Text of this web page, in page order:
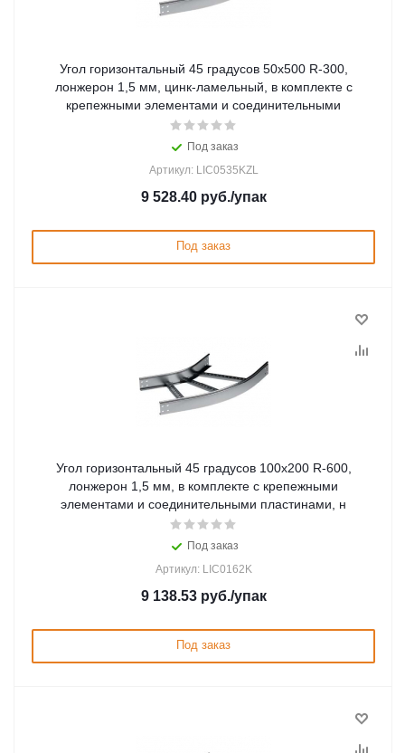
Угол горизонтальный 45 градусов 50x500 R-300,
лонжерон 1,5 мм, цинк-ламельный, в комплекте с
крепежными элементами и соединительными
Под заказ
Артикул: LIC0535KZL
9 528.40руб./упак
Под заказ
Угол горизонтальный 45 градусов 100x200 R-600,
лонжерон 1,5 мм, в комплекте с крепежными
элементами и соединительными пластинами, н
Под заказ
Артикул: LIC0162K
9 138.53руб./упак
Под заказ